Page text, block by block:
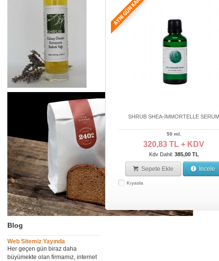
Blog
Web Sitemiz Yayında
Her geçen gün biraz daha
büyümekte olan firmamız, internet
SHRUB SHEA-İMMORTELLE
50 ml.
320,83 TL + KDV
Kdv Dahil: 385,00 TL
Sepete Ekle İncele
Kıyasla